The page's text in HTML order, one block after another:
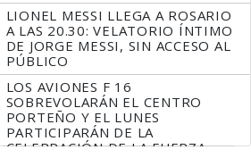
LIONEL MESSI LLEGA A ROSARIO
A LAS 20.30: VELATORIO ÍNTIMO
DE JORGE MESSI, SIN ACCESO AL
PÚBLICO
LOS AVIONES F 16
SOBREVOLARÁN EL CENTRO
PORTEÑO Y EL LUNES
PARTICIPARÁN DE LA
CELEBRACIÓN DE LA FUERZA